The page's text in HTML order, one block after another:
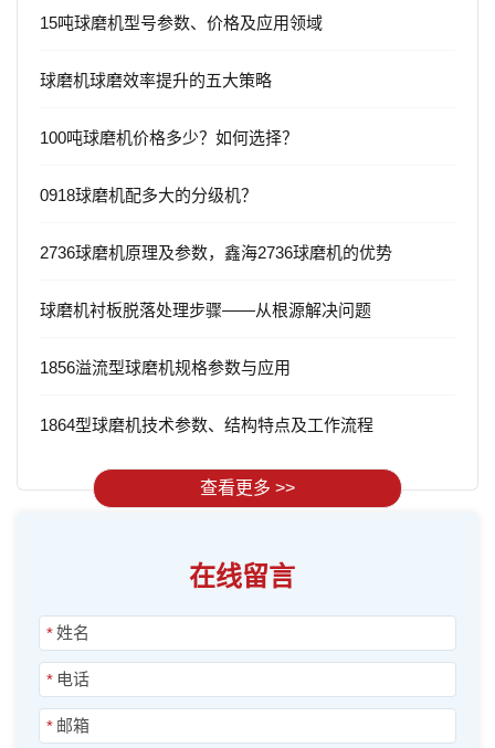
15吨球磨机型号参数、价格及应用领域
球磨机球磨效率提升的五大策略
100吨球磨机价格多少？如何选择？
0918球磨机配多大的分级机？
2736球磨机原理及参数，鑫海2736球磨机的优势
球磨机衬板脱落处理步骤——从根源解决问题
1856溢流型球磨机规格参数与应用
1864型球磨机技术参数、结构特点及工作流程
查看更多 >>
在线留言
*
*
*